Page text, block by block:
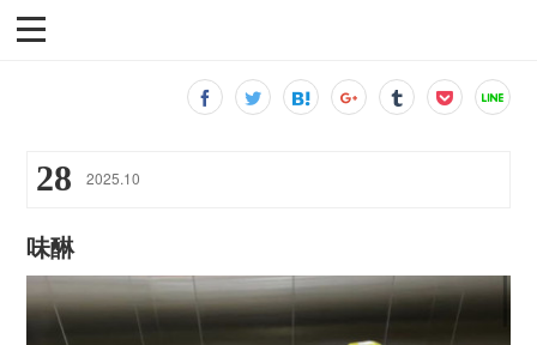
28 2025.10
味醂